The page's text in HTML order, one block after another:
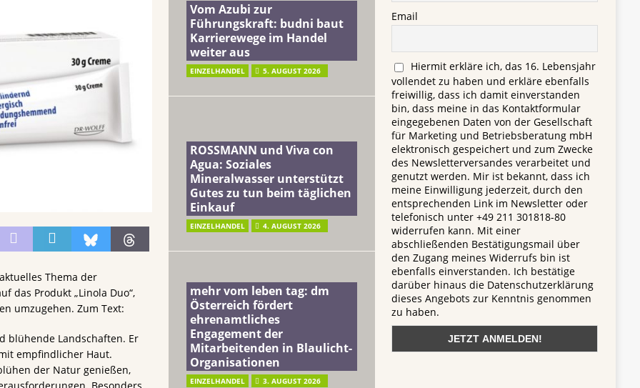
Thema der
das Produkt „Linola Duo“,
umzugehen. Zum Text:
blühende Landschaften. Er
empfindlicher Haut.
der Natur genießen,
Vom Azubi zur
Führungskraft: budni baut
Karrierewege im Handel
weiter aus
EINZELHANDEL 5. AUGUST 2026
ROSSMANN und Viva con
Agua: Soziales
Mineralwasser unterstützt
Gutes zu tun beim täglichen
Einkauf
EINZELHANDEL 4. AUGUST 2026
mehr vom leben tag: dm
Österreich fördert
ehrenamtliches
Engagement der
Mitarbeitenden in Blaulicht-
Organisationen
EINZELHANDEL 3. AUGUST 2026
Email
Hiermit erkläre ich, das 16. Lebensjahr
vollendet zu haben und erkläre ebenfalls
freiwillig, dass ich damit einverstanden
bin, dass meine in das Kontaktformular
eingegebenen Daten von der Gesellschaft
für Marketing und Betriebsberatung mbH
elektronisch gespeichert und zum Zwecke
des Newsletterversandes verarbeitet und
genutzt werden. Mir ist bekannt, dass ich
meine Einwilligung jederzeit, durch den
entsprechenden Link im Newsletter oder
telefonisch unter +49 211 301818-80
widerrufen kann. Mit einer
abschließenden Bestätigungsmail über
den Zugang meines Widerrufs bin ist
ebenfalls einverstanden. Ich bestätige
darüber hinaus die Datenschutzerklärung
dieses Angebots zur Kenntnis genommen
zu haben.